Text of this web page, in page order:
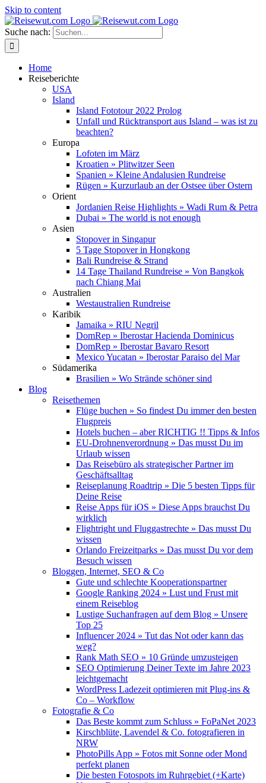
Skip to content
Suche nach:
Home
Reiseberichte
USA
Island
Island Fototour 2022 Prolog
Unfall und Rücktransport aus Island – was ist zu
beachten?
Europa
Lofoten im März
Kroatien » Plitwitzer Seen
Spanien » Kleine Andalusien Rundreise
Rügen » Kurzurlaub an der Ostsee über Ostern
Orient
Jordanien Reise Highlights » Wadi Rum & Petra
Dubai » The world is not enough
Asien
Stopover in Singapur
5 Tage Stopover in Hongkong
Bali Rundreise & Strand
14 Tage Thailand Rundreise » Von Bangkok
nach Chiang Mai
Australien
Westaustralien Rundreise
Karibik
Jamaika » RIU Negril
DomRep » Iberostar Hacienda Dominicus
DomRep » Iberostar Bavaro Resort
Mexico Yucatan » Iberostar Paraiso del Mar
Südamerika
Brasilien » Wo Strände schöner sind
Blog
Reisethemen
Flüge buchen » So findest Du immer den besten
Flugpreis
Hotels buchen – aber RICHTIG !! Tipps & Infos
EU-Drohnenverordnung » Das musst Du im
Urlaub wissen
Das Reisebüro als strategischer Partner im
Geschäftsalltag
Reiseplanung Roadtrip » Die 5 besten Tipps für
Deine Reise
Reise Apps für iOS » Diese Apps brauchst Du
wirklich
Flightright und Fluggastrechte » Das musst Du
wissen
Orlando Freizeitparks » Das musst Du vor dem
Besuch wissen
Bloggen, Internet, SEO & Co
Gute und schlechte Kooperationspartner
Google Ranking 2024 » Lust und Frust mit
einem Reiseblog
Lustige Suchanfragen auf dem Blog » Unsere
Top 25
Influencer 2024 » Tut das Not oder kann das
weg?
Rank Math SEO » 10 Gründe umzusteigen
SEO Optimierung Deiner Texte im Jahre 2023
leichtgemacht
WordPress Ladezeit optimieren mit Plug-ins &
Co – Workflow
Fotografie & Co
Das Beste kommt zum Schluss » FoPaNet 2023
Kirschblüte, Lavendel & Co. fotografieren in
NRW
PhotoPills App » Fotos mit Sonne oder Mond
perfekt planen
Die besten Fotospots im Ruhrgebiet (+Karte)